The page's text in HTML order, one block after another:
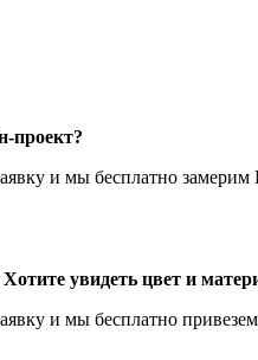
проект?
и мы бесплатно
увидеть цвет и
и мы бесплатно